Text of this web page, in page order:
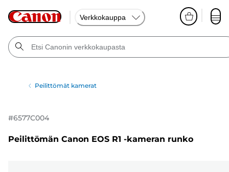
Verkkokauppa
Peilittömät kamerat
#6577C004
Peilittömän Canon EOS R1 -kameran runko